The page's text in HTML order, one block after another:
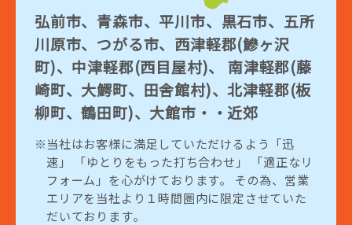
弘前市、青森市、平川市、黒石市、五所
川原市、つがる市、西津軽郡(鰺ヶ沢
町)、中津軽郡(西目屋村)、 南津軽郡(藤
崎町、大鰐町、田舎館村)、北津軽郡(板
柳町、鶴田町)、大館市・・近郊
当社はお客様に満足していただけるよう「迅
速」 「ゆとりをもった打ち合わせ」 「適正なリ
フォーム」を心がけております。 その為、営業
エリアを当社より１時間圏内に限定させていた
だいております。